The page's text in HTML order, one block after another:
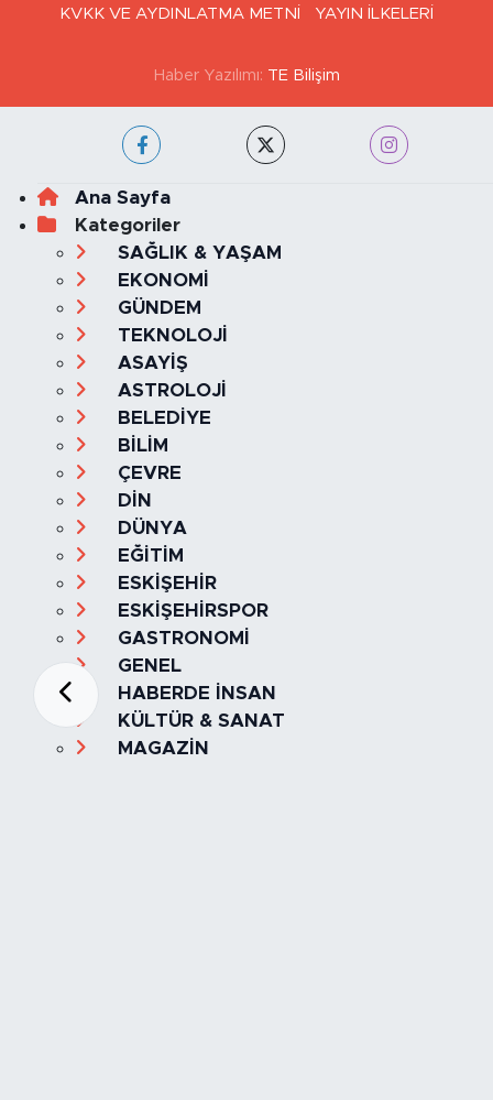
KVKK VE AYDINLATMA METNİ
YAYIN İLKELERİ
Haber Yazılımı: TE Bilişim
Ana Sayfa
Kategoriler
SAĞLIK & YAŞAM
EKONOMİ
GÜNDEM
TEKNOLOJİ
ASAYİŞ
ASTROLOJİ
BELEDİYE
BİLİM
ÇEVRE
DİN
DÜNYA
EĞİTİM
ESKİŞEHİR
ESKİŞEHİRSPOR
GASTRONOMİ
GENEL
HABERDE İNSAN
KÜLTÜR & SANAT
MAGAZİN